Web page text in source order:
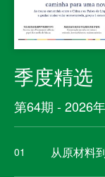
季度精选
第64期 - 2026
01 从原材料